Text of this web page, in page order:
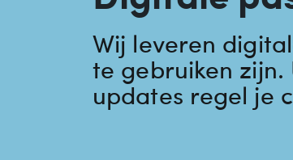
Wij leveren
te gebruiken
updates regel je